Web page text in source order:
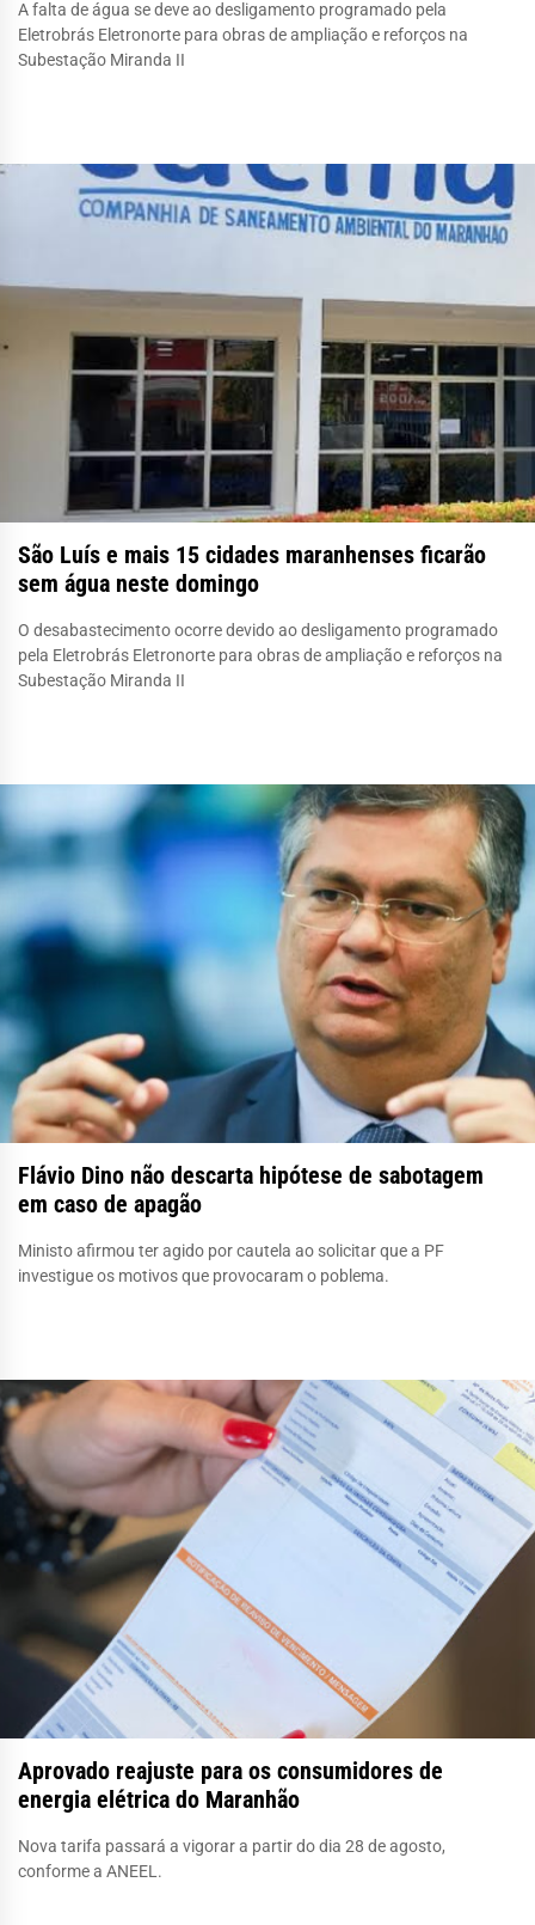
A falta de água se deve ao desligamento programado pela
Eletrobrás Eletronorte para obras de ampliação e reforços na
Subestação Miranda II
São Luís e mais 15 cidades maranhenses ficarão
sem água neste domingo
O desabastecimento ocorre devido ao desligamento programado
pela Eletrobrás Eletronorte para obras de ampliação e reforços na
Subestação Miranda II
Flávio Dino não descarta hipótese de sabotagem
em caso de apagão
Ministo afirmou ter agido por cautela ao solicitar que a PF
investigue os motivos que provocaram o poblema.
Aprovado reajuste para os consumidores de
energia elétrica do Maranhão
Nova tarifa passará a vigorar a partir do dia 28 de agosto,
conforme a ANEEL.